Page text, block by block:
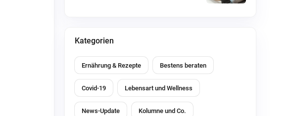
Kategorien
Ernährung & Rezepte Bestens beraten
Covid-19 Lebensart und Wellness
News-Update Kolumne und Co.